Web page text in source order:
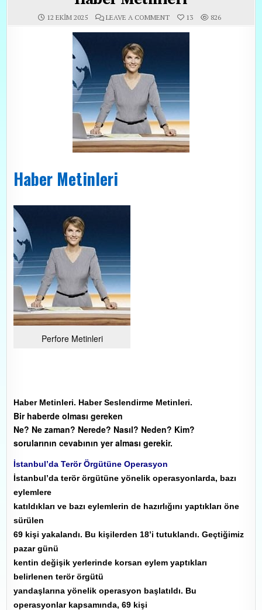
12 EKIM 2025 LEAVE A COMMENTON HABER METINLERI
13 826
Haber Metinleri
Perfore Metinleri
Haber Metinleri. Haber Seslendirme Metinleri.
Bir haberde olması gereken
Ne? Ne zaman? Nerede? Nasıl? Neden? Kim?
sorularının cevabının yer alması gerekir.
İstanbul’da Terör Örgütüne Operasyon
İstanbul’da terör örgütüne yönelik operasyonlarda, bazı
eylemlere
katıldıkları ve bazı eylemlerin de hazırlığını yaptıkları öne
sürülen
69 kişi yakalandı. Bu kişilerden 18’i tutuklandı. Geçtiğimiz
pazar günü
kentin değişik yerlerinde korsan eylem yaptıkları
belirlenen terör örgütü
yandaşlarına yönelik operasyon başlatıldı. Bu
operasyonlar kapsamında, 69 kişi